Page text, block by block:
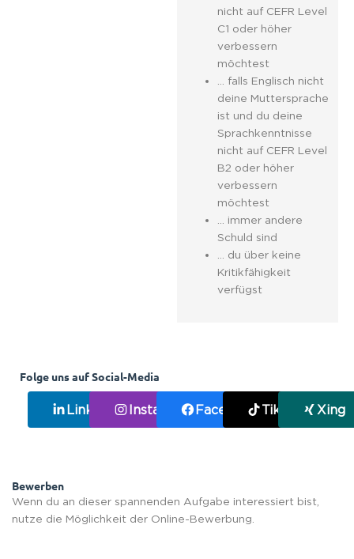
nicht auf CEFR Level
C1 oder höher
verbessern
möchtest
… falls Englisch nicht
deine Muttersprache
ist und du deine
Sprachkenntnisse
nicht auf CEFR Level
B2 oder höher
verbessern
möchtest
… immer andere
Schuld sind
… du über keine
Kritikfähigkeit
verfügst
Folge uns auf Social-Media
LinkedIn Instagram Facebook TikTok Xing
Bewerben
Wenn du an dieser spannenden Aufgabe interessiert bist,
nutze die Möglichkeit der Online-Bewerbung.